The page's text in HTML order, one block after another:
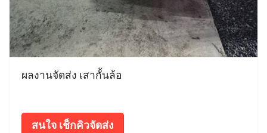
ผลงานจัดส่ง เสากั้นล้อ
สนใจ เช็กคิวจัดส่ง